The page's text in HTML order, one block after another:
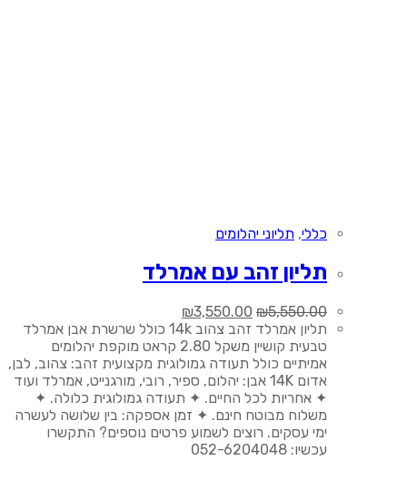
כללי, תליוני יהלומים
תליון זהב עם אמרלד
₪5,550.00
המחיר
המקורי
היה:
₪5,550.00.
₪3,550.00
הנוכחי
הוא:
₪3,550.00.
תליון אמרלד זהב צהוב 14k כולל שרשרת אבן אמרלד
טבעית קושיין משקל 2.80 קראט מוקפת יהלומים
אמיתיים כולל תעודה גמולוגית מקצועית זהב: צהוב, לבן,
אדום 14K אבן: יהלום, ספיר, רובי, מורגנייט, אמרלד ועוד
✦ אחריות לכל החיים. ✦ תעודה גמולוגית כלולה. ✦
משלוח מבוטח חינם. ✦ זמן אספקה: בין שלושה לעשרה
ימי עסקים. רוצים לשמוע פרטים נוספים? התקשרו
עכשיו: 052-6204048